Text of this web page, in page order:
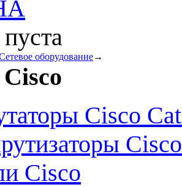
оборудование→
Cisco
Cisco
Cisco